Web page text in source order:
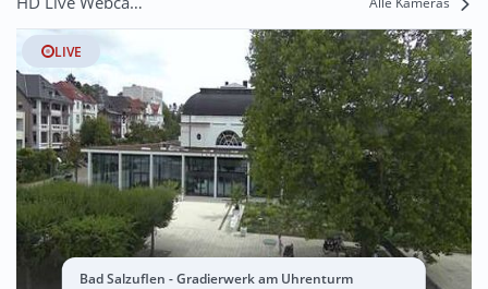
LIVE
Bad Salzuflen - Gradierwerk am Uhrenturm